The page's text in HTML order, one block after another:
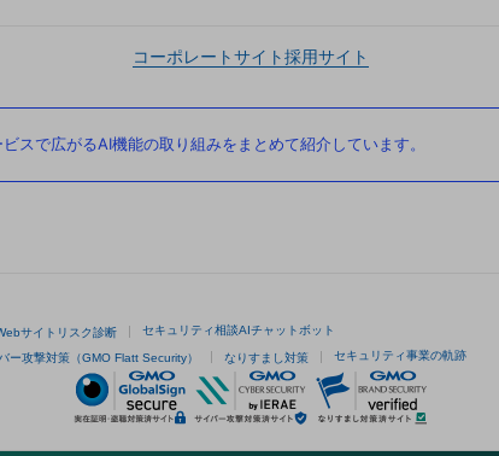
コーポレートサイト採用サイト
スで広がるAI機能の取り組みをまとめて紹介しています。
サイトリスク診断 セキュリティ相談AIチャットボット
ー攻撃対策（GMO Flatt Security） なりすまし対策 セキュリティ事業の軌跡